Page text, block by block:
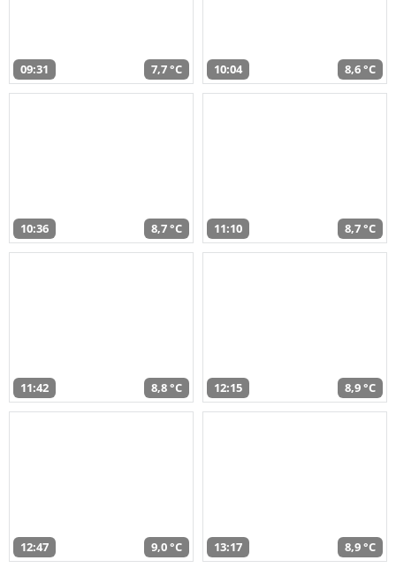
09:31 7,7 °C 10:04 8,6 °C
10:36 8,7 °C 11:10 8,7 °C
11:42 8,8 °C 12:15 8,9 °C
12:47 9,0 °C 13:17 8,9 °C